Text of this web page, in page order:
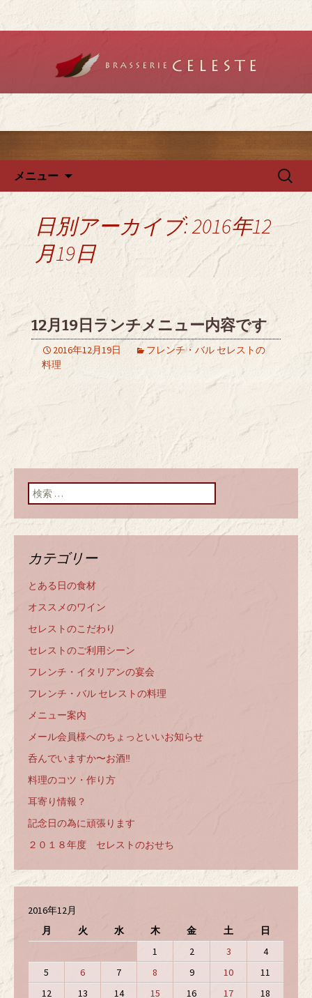
堺のフレンチ「ブラッスリー
セレスト」で、ランチ・ディ
ナーを
堺のフレンチ「ブラットリーセレス
ト」で記念日やデートを
メニュー
検
日別アーカイブ: 2016年12
月19日
12月19日ランチメニュー内容です
2016年12月19日
フレンチ・バル セレストの
料理
検索:
カテゴリー
とある日の食材
オススメのワイン
セレストのこだわり
セレストのご利用シーン
フレンチ・イタリアンの宴会
フレンチ・バル セレストの料理
メニュー案内
メール会員様へのちょっといいお知らせ
呑んでいますか〜お酒‼️
料理のコツ・作り方
耳寄り情報？
記念日の為に頑張ります
２０１８年度 セレストのおせち
2016年12月
月
火 水 木 金 土 日
1 2 3
4
5
6 7 8 9 10
11
12
13 14 15 16 17
18